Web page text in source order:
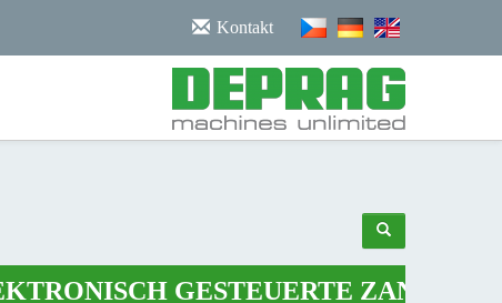
Kontakt
GESTEUERTE ZANGE•